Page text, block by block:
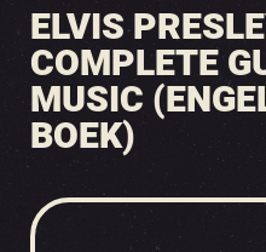
ELVIS
COMPLETE
MUSIC
BOEK)